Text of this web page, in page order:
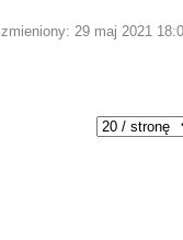
29 maj 2021